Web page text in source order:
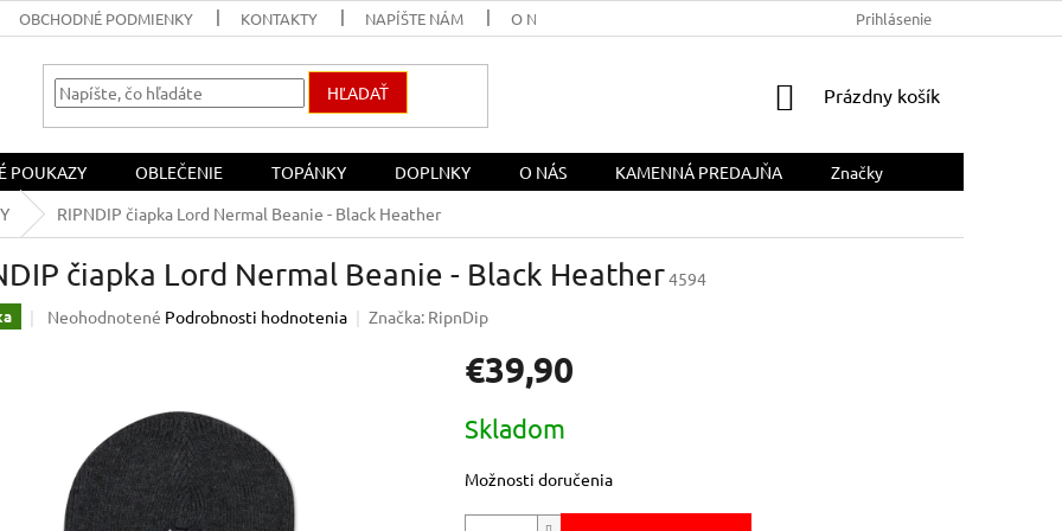
OBCHODNÉ PODMIENKY KONTAKTY NAPÍŠTE NÁM O NÁS Prihlásenie
HĽADAŤ
NÁKUPNÝ
Prázdny košík
POUKAZY OBLEČENIE TOPÁNKY DOPLNKY O NÁS KAMENNÁ PREDAJŇA
Značky
RIPNDIP čiapka Lord Nermal Beanie - Black Heather
čiapka Lord Nermal Beanie - Black Heather4594
Priemerné
hviezdičiek.
Neohodnotené Podrobnosti hodnotenia Značka: RipnDip
€39,90
cena:
Skladom
Možnosti doručenia